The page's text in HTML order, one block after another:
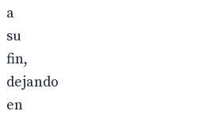
a
su
fin,
dejando
en